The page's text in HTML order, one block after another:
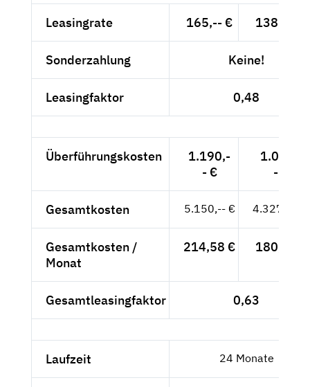
Leasingrate 165,-- € 138,66 €
Sonderzahlung Keine!
Leasingfaktor 0,48
Überführungskosten
1.190,-
- €
1.000,-
- €
Gesamtkosten 5.150,-- € 4.327,73 €
Gesamtkosten /
Monat
214,58 € 180,32 €
Gesamtleasingfaktor 0,63
Laufzeit 24 Monate